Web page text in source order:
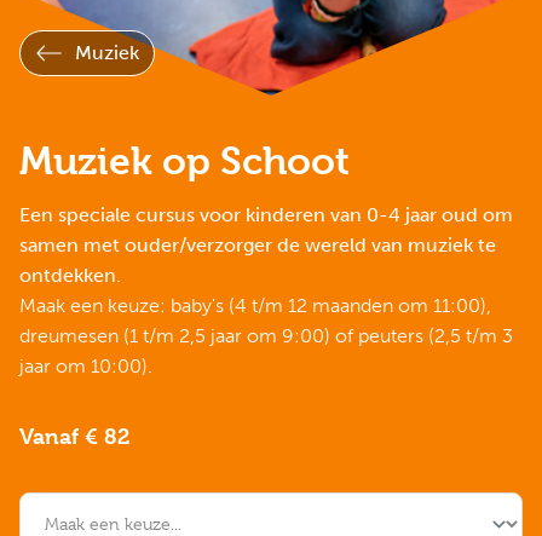
Muziek
Muziek op Schoot
Een speciale cursus voor kinderen van 0-4 jaar oud om
samen met ouder/verzorger de wereld van muziek te
ontdekken.
Maak een keuze: baby's (4 t/m 12 maanden om 11:00),
dreumesen (1 t/m 2,5 jaar om 9:00) of peuters (2,5 t/m 3
jaar om 10:00).
Vanaf € 82